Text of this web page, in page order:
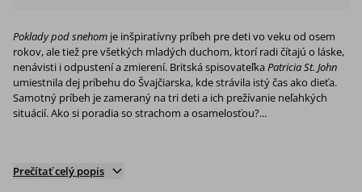
Poklady pod snehom je inšpiratívny príbeh pre deti vo veku od osem
rokov, ale tiež pre všetkých mladých duchom, ktorí radi čítajú o láske,
nenávisti i odpustení a zmierení. Britská spisovateľkaPatricia St. John
umiestnila dej príbehu do Švajčiarska, kde strávila istý čas ako dieťa.
Samotný príbeh je zameraný na tri deti a ich prežívanie neľahkých
situácií. Ako si poradia so strachom a osamelosťou?...
Prečítať celý popis